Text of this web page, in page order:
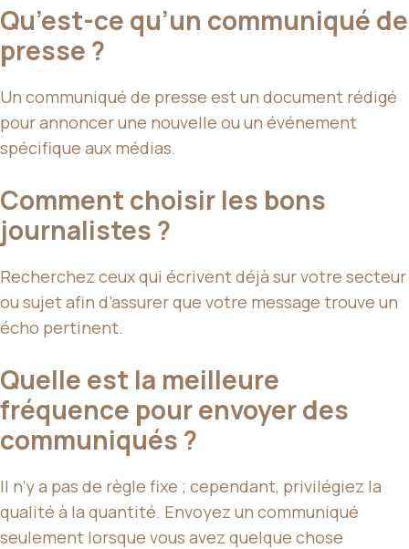
Qu’est-ce qu’un communiqué de
presse ?
Un communiqué de presse est un document rédigé
pour annoncer une nouvelle ou un événement
spécifique aux médias.
Comment choisir les bons
journalistes ?
Recherchez ceux qui écrivent déjà sur votre secteur
ou sujet afin d’assurer que votre message trouve un
écho pertinent.
Quelle est la meilleure
fréquence pour envoyer des
communiqués ?
Il n’y a pas de règle fixe ; cependant, privilégiez la
qualité à la quantité. Envoyez un communiqué
seulement lorsque vous avez quelque chose